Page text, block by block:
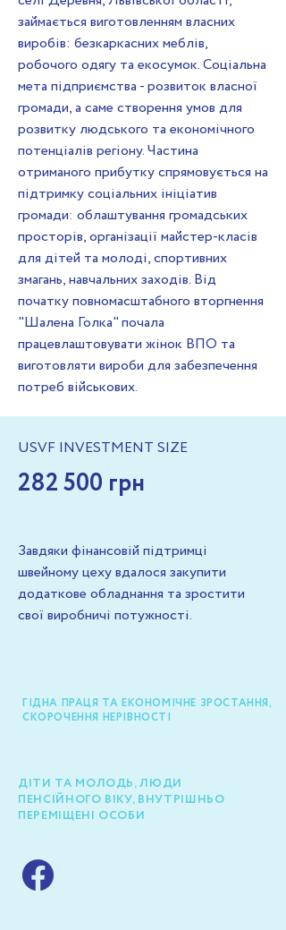
займається виготовленням власних
виробів: безкаркасних меблів,
робочого одягу та екосумок. Соціальна
мета підприємства - розвиток власної
громади, а саме створення умов для
розвитку людського та економічного
потенціалів регіону. Частина
отриманого прибутку спрямовується на
підтримку соціальних ініціатив
громади: облаштування громадських
просторів, організації майстер-класів
для дітей та молоді, спортивних
змагань, навчальних заходів. Від
початку повномасштабного вторгнення
"Шалена Голка" почала
працевлаштовувати жінок ВПО та
виготовляти вироби для забезпечення
потреб військових.
USVF INVESTMENT SIZE
282 500 грн
Завдяки фінансовій підтримці
швейному цеху вдалося закупити
додаткове обладнання та зростити
свої виробничі потужності.
ГІДНА ПРАЦЯ ТА ЕКОНОМІЧНЕ ЗРОСТАННЯ,
СКОРОЧЕННЯ НЕРІВНОСТІ
ДІТИ ТА МОЛОДЬ, ЛЮДИ
ПЕНСІЙНОГО ВІКУ, ВНУТРІШНЬО
ПЕРЕМІЩЕНІ ОСОБИ